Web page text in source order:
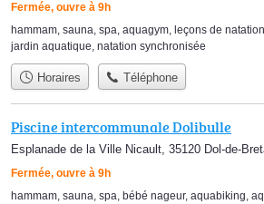
Fermée, ouvre à 9h
hammam, sauna, spa, aquagym, leçons de natation
jardin aquatique, natation synchronisée
Horaires Téléphone
Piscine intercommunale Dolibulle
Esplanade de la Ville Nicault, 35120 Dol-de-
Fermée, ouvre à 9h
hammam sauna spa bébé nageur, aquabiking